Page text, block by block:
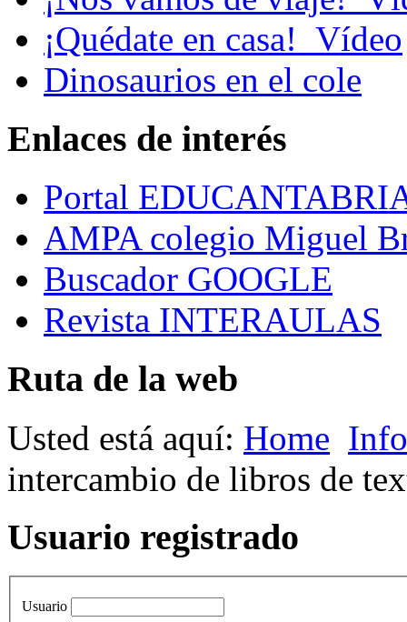
¡Quédate en casa!_Vídeo
Dinosaurios en el cole
Enlaces de interés
Portal
AMPA colegio Miguel
Buscador GOOGLE
Revista INTERAULAS
Ruta de la web
Usted está aquí: Home
intercambio de libros de
Usuario registrado
Usuario